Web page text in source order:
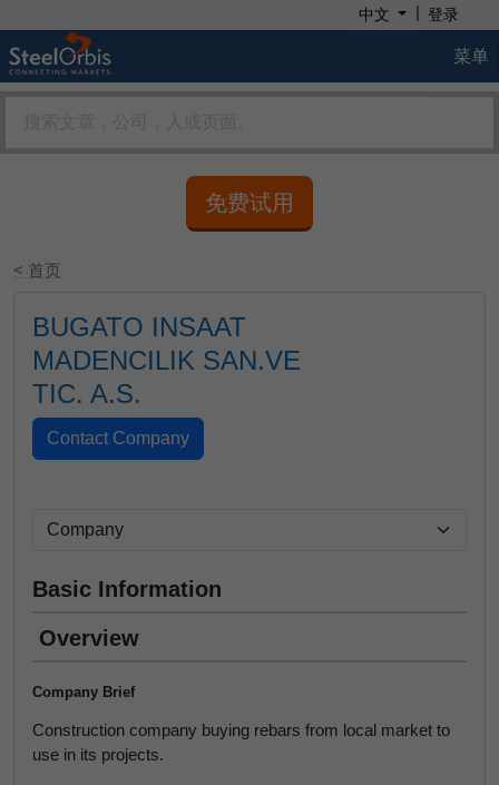
中文 | 登录
菜单
免费试用
< 首页
BUGATO INSAAT
MADENCILIK SAN.VE
TIC. A.S.
Basic Information
Overview
Company Brief
Construction company buying rebars from local market to
use in its projects.